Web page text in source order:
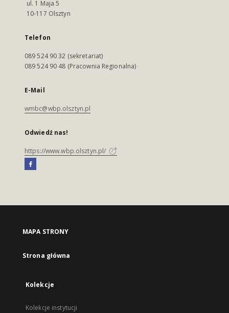
ul. 1 Maja 5
10-117 Olsztyn
Telefon
089 524 90 32 (sekretariat)
089 524 90 48 (Pracownia Regionalna)
E-Mail
wmbc@wbp.olsztyn.pl
Odwiedź nas!
https://www.wbp.olsztyn.pl/
MAPA STRONY
Strona główna
Kolekcje
Kolekcje instytucji